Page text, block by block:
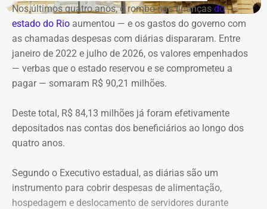
Nos últimos quatro anos, o rombo nas finanças do
estado do Rio aumentou — e os gastos do governo com
as chamadas despesas com diárias dispararam. Entre
janeiro de 2022 e julho de 2026, os valores empenhados
— verbas que o estado reservou e se comprometeu a
pagar — somaram R$ 90,21 milhões.
Deste total, R$ 84,13 milhões já foram efetivamente
depositados nas contas dos beneficiários ao longo dos
quatro anos.
Segundo o Executivo estadual, as diárias são um
instrumento para cobrir despesas de alimentação,
hospedagem e deslocamento de servidores durante